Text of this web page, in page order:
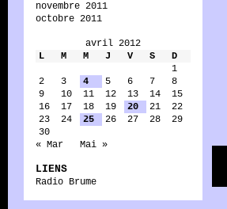
novembre 2011
octobre 2011
avril 2012
L
M M J V S
D
1
2
3 4 5 6 7
8
9
10 11 12 13 14
15
16
17 18 19 20 21
22
23
24 25 26 27 28
29
30
« Mar
Mai »
LIENS
Radio Brume